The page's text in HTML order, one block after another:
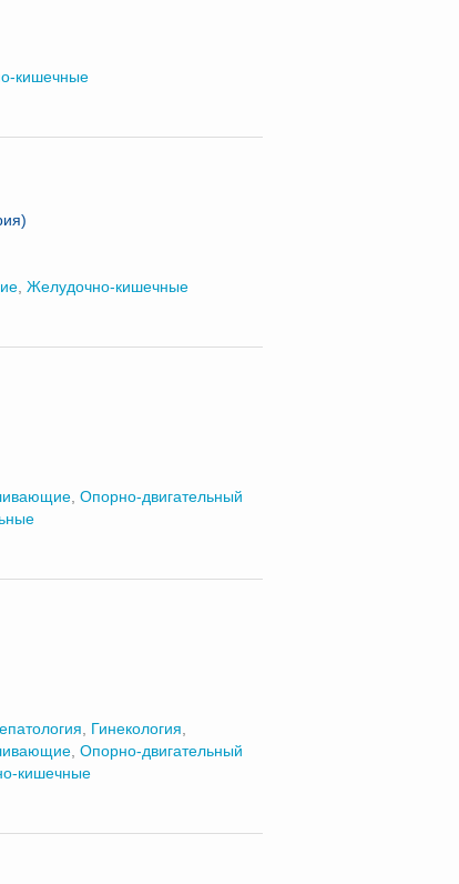
кишечные
Желудочно-кишечные
Опорно-двигательный
Гинекология
Опорно-двигательный
кишечные